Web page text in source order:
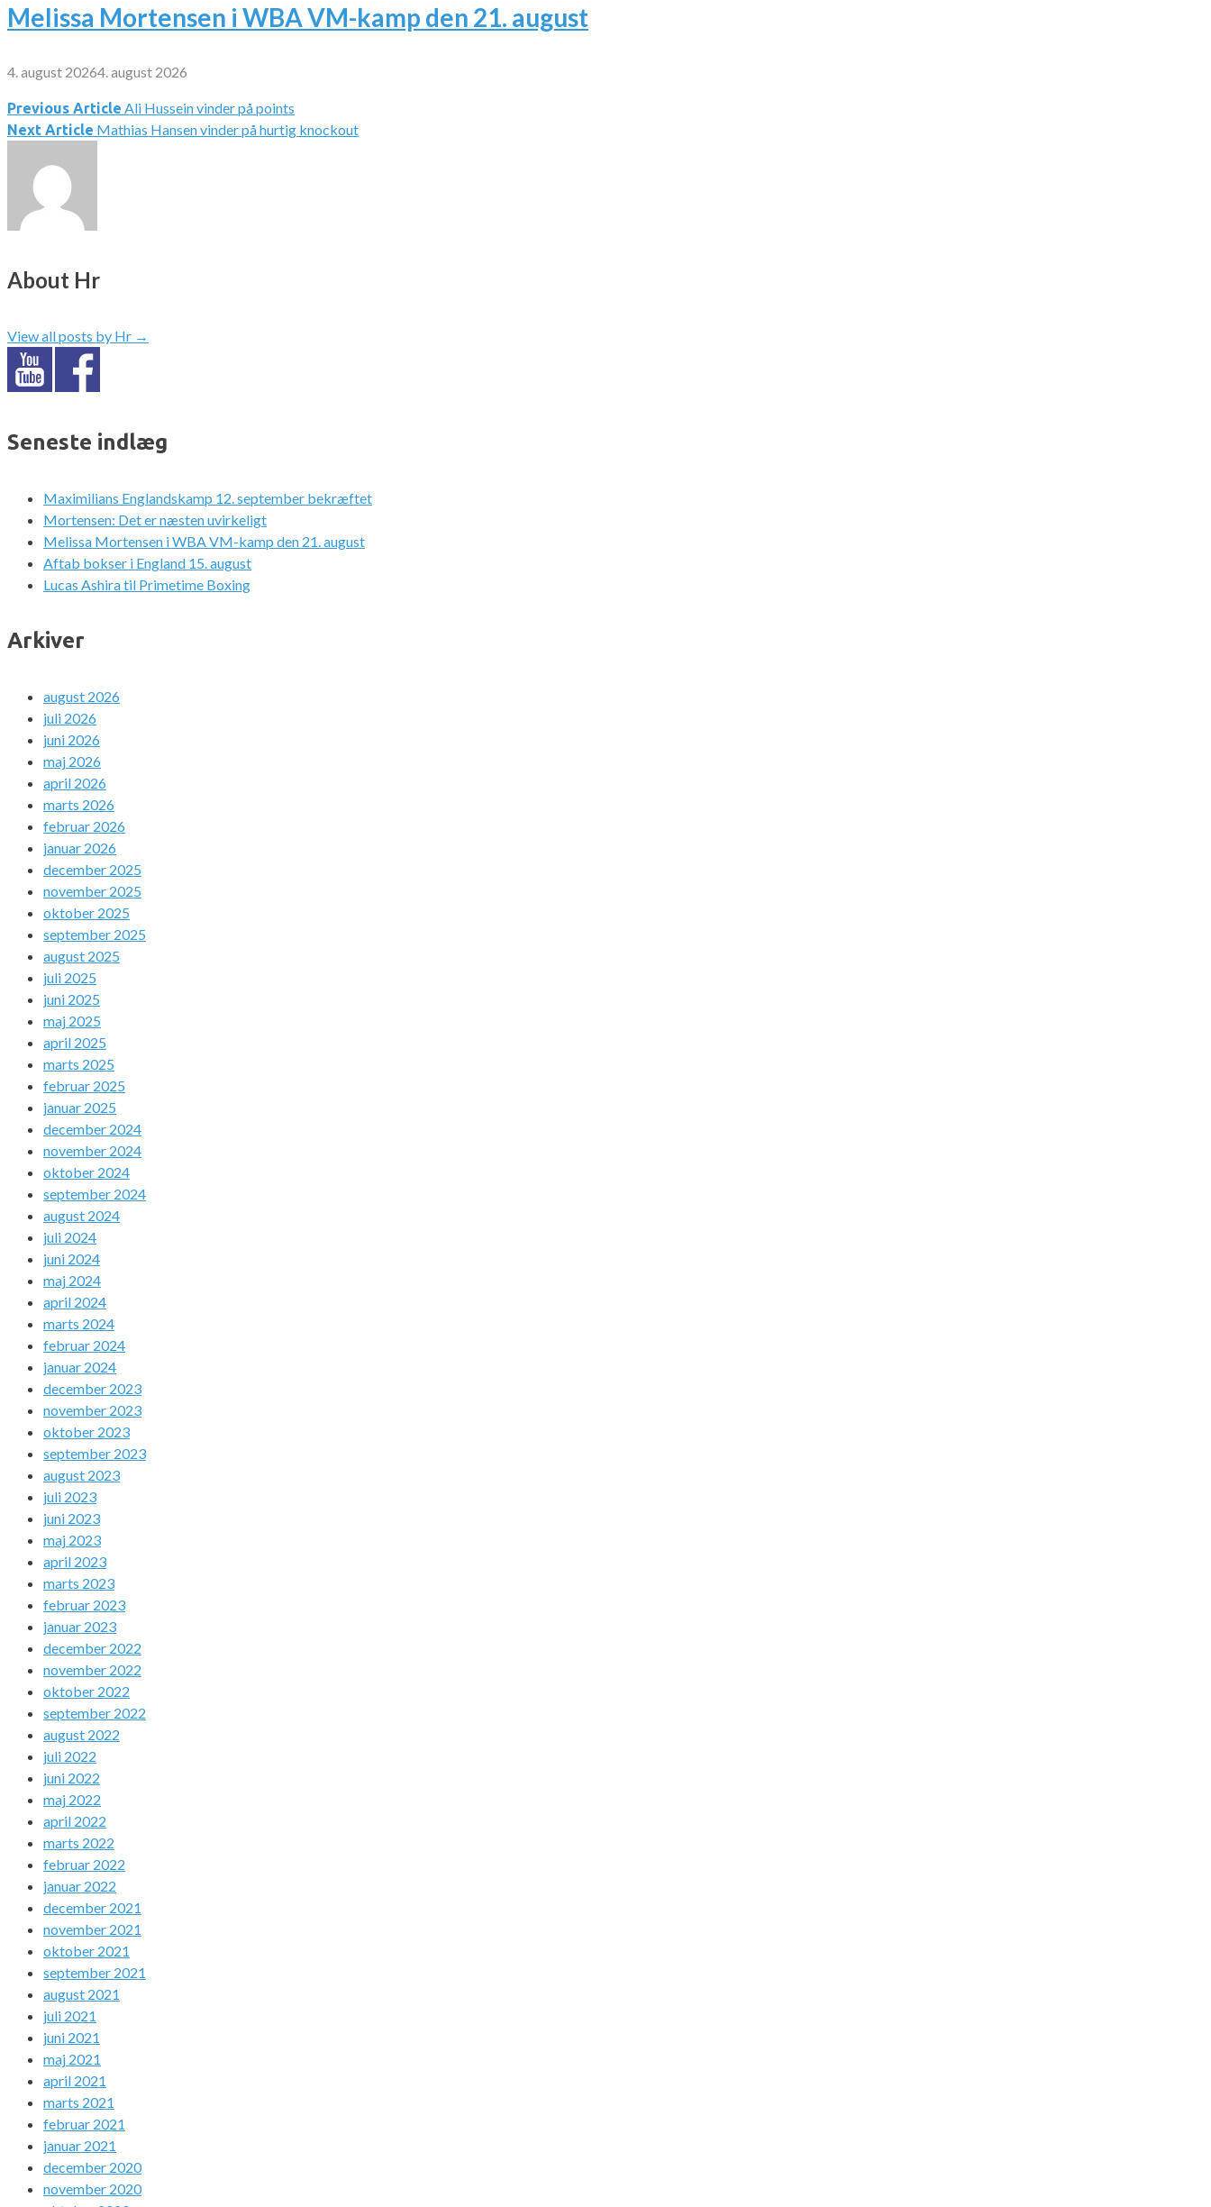
Melissa Mortensen i WBA VM-kamp den 21. august
4. august 20264. august 2026
Indlægsnavigation
Previous Article Ali Hussein vinder på points
Next Article Mathias Hansen vinder på hurtig knockout
About Hr
View all posts by Hr →
Seneste indlæg
Maximilians Englandskamp 12. september bekræftet
Mortensen: Det er næsten uvirkeligt
Melissa Mortensen i WBA VM-kamp den 21. august
Aftab bokser i England 15. august
Lucas Ashira til Primetime Boxing
Arkiver
august 2026
juli 2026
juni 2026
maj 2026
april 2026
marts 2026
februar 2026
januar 2026
december 2025
november 2025
oktober 2025
september 2025
august 2025
juli 2025
juni 2025
maj 2025
april 2025
marts 2025
februar 2025
januar 2025
december 2024
november 2024
oktober 2024
september 2024
august 2024
juli 2024
juni 2024
maj 2024
april 2024
marts 2024
februar 2024
januar 2024
december 2023
november 2023
oktober 2023
september 2023
august 2023
juli 2023
juni 2023
maj 2023
april 2023
marts 2023
februar 2023
januar 2023
december 2022
november 2022
oktober 2022
september 2022
august 2022
juli 2022
juni 2022
maj 2022
april 2022
marts 2022
februar 2022
januar 2022
december 2021
november 2021
oktober 2021
september 2021
august 2021
juli 2021
juni 2021
maj 2021
april 2021
marts 2021
februar 2021
januar 2021
december 2020
november 2020